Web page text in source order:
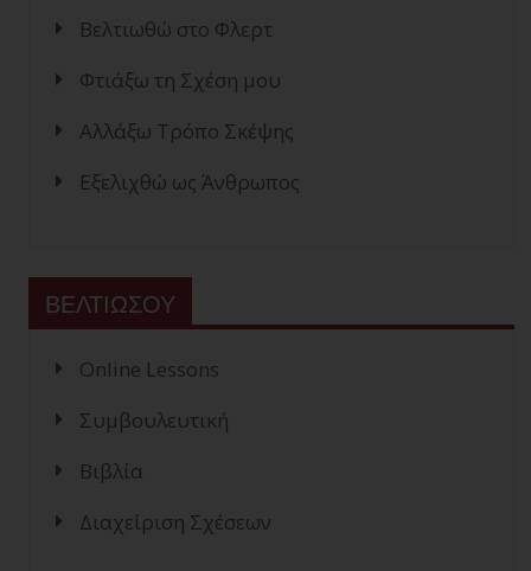
Βελτιωθώ στο Φλερτ
Φτιάξω τη Σχέση μου
Αλλάξω Τρόπο Σκέψης
Εξελιχθώ ως Άνθρωπος
ΒΕΛΤΙΩΣΟΥ
Online Lessons
Συμβουλευτική
Βιβλία
Διαχείριση Σχέσεων